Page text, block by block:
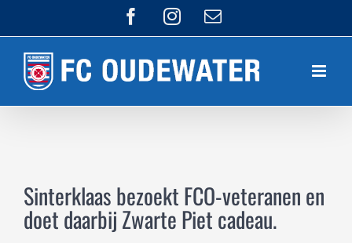
naar
inhoud
FacebookInstagram
E-
mail
Sinterklaas bezoekt FCO-veteranen en
doet daarbij Zwarte Piet cadeau.